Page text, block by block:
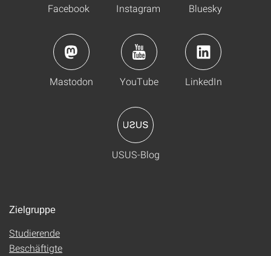
Facebook Instagram Bluesky
Mastodon YouTube LinkedIn
USUS-Blog
Zielgruppe
Studierende
Beschäftigte